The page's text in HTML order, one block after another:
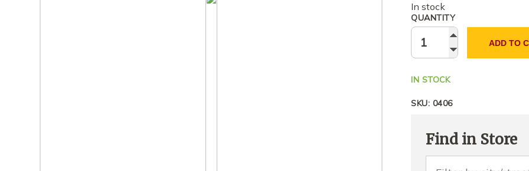
In stock
QUANTITY
ADD TO
IN STOCK
SKU: 0406
Find in Store